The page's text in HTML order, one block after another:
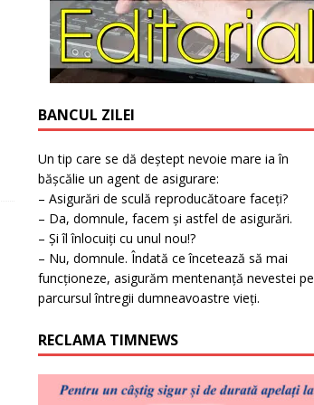
BANCUL ZILEI
Un tip care se dă deștept nevoie mare ia în
bășcălie un agent de asigurare:
– Asigurări de sculă reproducătoare faceți?
– Da, domnule, facem și astfel de asigurări.
– Și îl înlocuiți cu unul nou!?
– Nu, domnule. Îndată ce încetează să mai
funcționeze, asigurăm mentenanță nevestei pe
parcursul întregii dumneavoastre vieți.
RECLAMA TIMNEWS